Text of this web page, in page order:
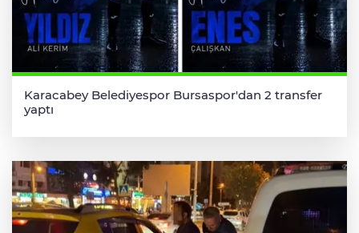
Karacabey Belediyespor Bursaspor'dan 2 transfer
yaptı